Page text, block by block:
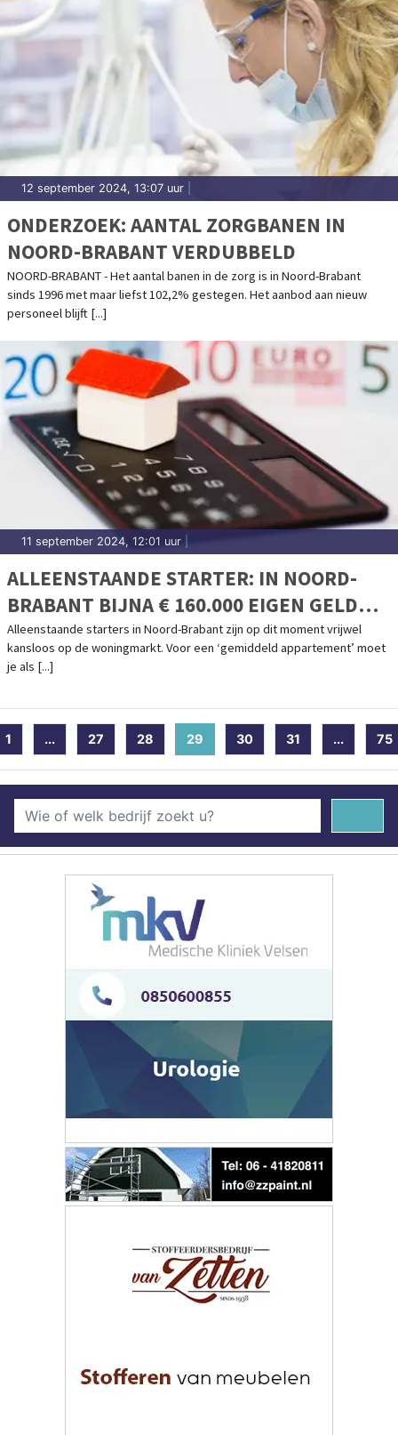
12 september 2024, 13:07 uur
ONDERZOEK: AANTAL ZORGBANEN IN
NOORD-BRABANT VERDUBBELD
NOORD-BRABANT - Het aantal banen in de zorg is in Noord-Brabant
sinds 1996 met maar liefst 102,2% gestegen. Het aanbod aan nieuw
personeel blijft [...]
11 september 2024, 12:01 uur
ALLEENSTAANDE STARTER: IN NOORD-
BRABANT BIJNA € 160.000 EIGEN GELD
NODIG VOOR EEN APPARTEMENT
Alleenstaande starters in Noord-Brabant zijn op dit moment vrijwel
kansloos op de woningmarkt. Voor een ‘gemiddeld appartement’ moet
je als [...]
1 ... 27 28 29 (current)
30 31 ... 75